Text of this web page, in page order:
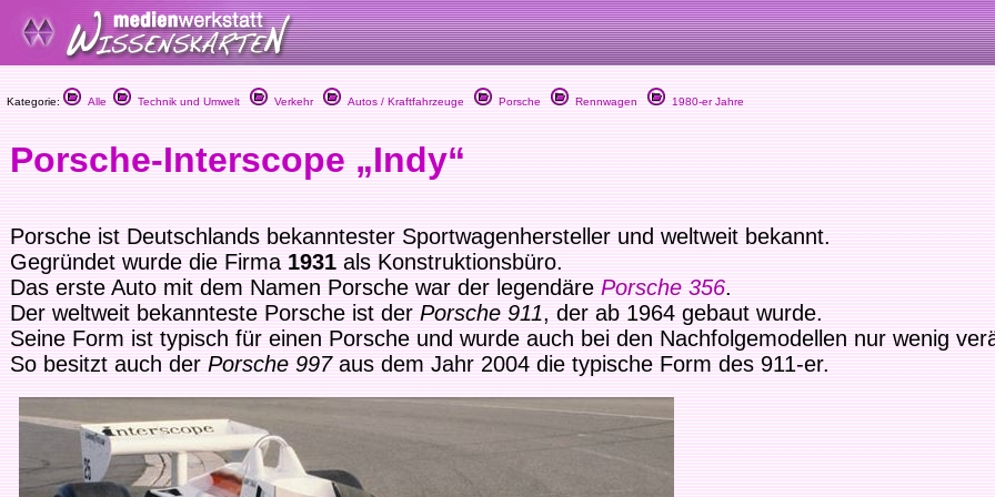
Kategorie: Alle Technik und Umwelt Verkehr Autos / Kraftfahrzeuge Porsche Rennwagen 1980-er Jahre
Porsche-Interscope „Indy“
Porsche ist Deutschlands bekanntester Sportwagenhersteller und weltweit bekannt.
Gegründet wurde die Firma1931als Konstruktionsbüro.
Das erste Auto mit dem Namen Porsche war der legendärePorsche 356.
Der weltweit bekannteste Porsche ist derPorsche 911, der ab 1964 gebaut wurde.
Seine Form ist typisch für einen Porsche und wurde auch bei den Nachfolgemodellen nur wenig
So besitzt auch derPorsche 997aus dem Jahr 2004 die typische Form des 911-er.